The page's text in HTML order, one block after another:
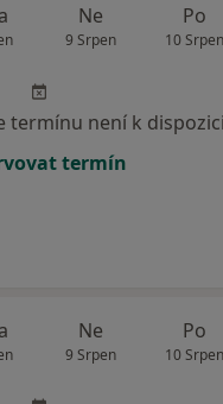
Ne
9 Srpen
Po
10 Srpen
termínu není k dispozici
termín
Ne
9 Srpen
Po
10 Srpen